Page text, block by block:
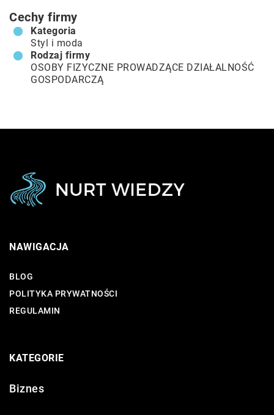
Cechy firmy
Kategoria
Styl i moda
Rodzaj firmy
OSOBY FIZYCZNE PROWADZĄCE DZIAŁALNOŚĆ
GOSPODARCZĄ
NAWIGACJA
BLOG
POLITYKA PRYWATNOŚCI
REGULAMIN
KATEGORIE
Biznes